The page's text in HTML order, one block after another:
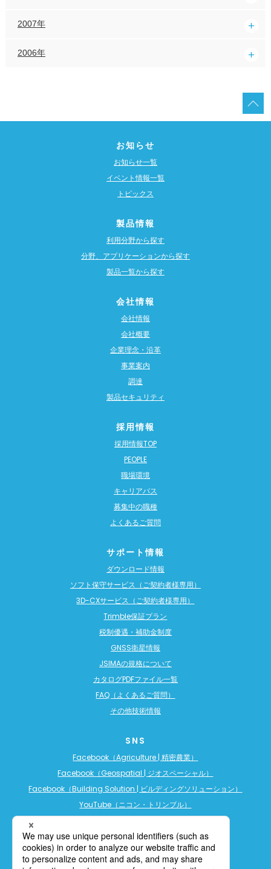
2007年
2006年
お知らせ
お知らせ一覧
イベント情報一覧
トピックス
製品情報
利用分野から探す
分野、アプリケーションから探す
製品一覧から探す
会社情報
会社情報
会社概要
企業理念・沿革
事業案内
調達
製品セキュリティ
採用情報
採用情報TOP
PEOPLE
職場環境
キャリアパス
募集中の職種
よくあるご質問
サポート情報
ダウンロード情報
ソフト保守サービス（ご契約者様専用）
3D-CXサービス（ご契約者様専用）
Trimble保証プラン
税制優遇・補助金制度
GNSS衛星情報
JSIMAの規格について
カタログPDFファイル一覧
FAQ（よくあるご質問）
その他技術情報
SNS
Facebook（Agriculture | 精密農業）
Facebook（Geospatial | ジオスペーシャル）
Facebook（Building Solution | ビルディングソリューション）
YouTube（ニコン・トリンブル）
YouTube（ビルディングソリューション）
LINE公式アカウント（精密農業）